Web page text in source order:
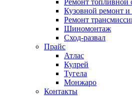
Ремонт топливной
Кузовной ремонт и
Ремонт
Шиномонтаж
Сход-развал
Прайс
Атлас
Кулрей
Тугела
Монжаро
Контакты